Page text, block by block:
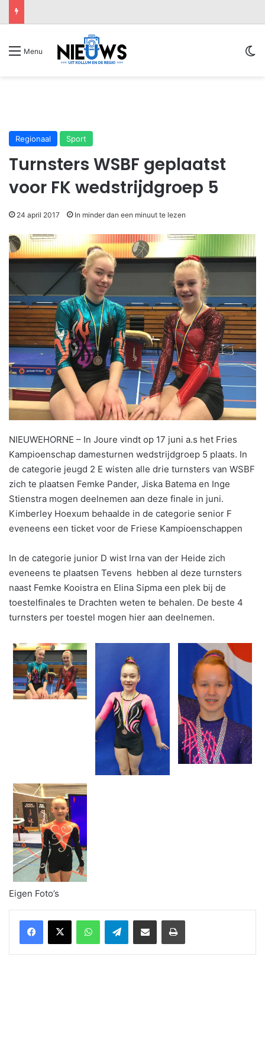
Menu
Regionaal Sport
Turnsters WSBF geplaatst
voor FK wedstrijdgroep 5
24 april 2017 In minder dan een minuut te lezen
NIEUWEHORNE – In Joure vindt op 17 juni a.s het Fries
Kampioenschap damesturnen wedstrijdgroep 5 plaats. In
de categorie jeugd 2 E wisten alle drie turnsters van WSBF
zich te plaatsen Femke Pander, Jiska Batema en Inge
Stienstra mogen deelnemen aan deze finale in juni.
Kimberley Hoexum behaalde in de categorie senior F
eveneens een ticket voor de Friese Kampioenschappen
In de categorie junior D wist Irna van der Heide zich
eveneens te plaatsen Tevens hebben al deze turnsters
naast Femke Kooistra en Elina Sipma een plek bij de
toestelfinales te Drachten weten te behalen. De beste 4
turnsters per toestel mogen hier aan deelnemen.
Eigen Foto’s
WhatsAppTelegramDelen via Email Print